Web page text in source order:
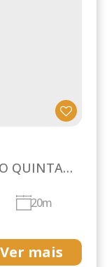
QUINTA
20m
Ver mais